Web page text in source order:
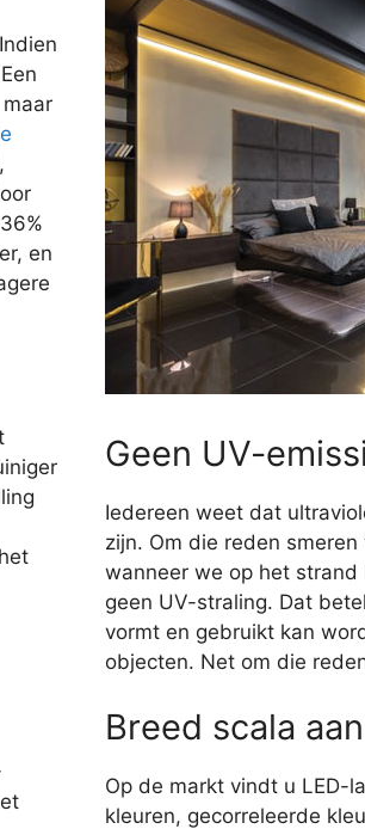
en
Geen UV-
Iedereen weet dat
zijn. Om die reden
wanneer we op het strand
geen UV-straling. Dat
vormt en gebruikt kan
objecten. Net om die
Breed scala
Op de markt vindt u LED-
kleuren, gecorreleerde